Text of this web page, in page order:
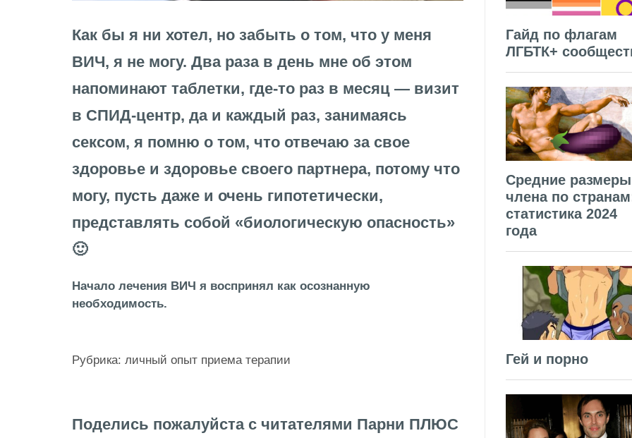
Как бы я ни хотел, но забыть о том, что у меня
ВИЧ, я не могу. Два раза в день мне об этом
напоминают таблетки, где-то раз в месяц — визит
в СПИД-центр, да и каждый раз, занимаясь
сексом, я помню о том, что отвечаю за свое
здоровье и здоровье своего партнера, потому что
могу, пусть даже и очень гипотетически,
представлять собой «биологическую опасность»
🙂
Начало лечения ВИЧ я воспринял как осознанную
необходимость.
Рубрика: личный опыт приема терапии
Поделись пожалуйста с читателями Парни ПЛЮС
Гайд по флагам
ЛГБТК+
Средние размеры
члена по
статистика 2024
года
Гей и порно